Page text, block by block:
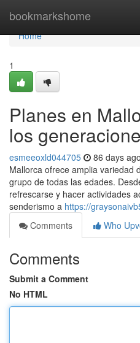
bookmarkshome
Home
Home
1
Planes en
los
esmeeoxld044705 86 days ago
Mallorca ofrece amplia variedad
grupo de todas las edades.
refrescarse y hacer actividades
senderismo a https://
Comments
Who
Comments
Submit a Comment
No HTML